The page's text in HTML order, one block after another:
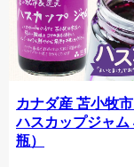
カナダ産 苫小牧
ハスカップジャム
瓶）